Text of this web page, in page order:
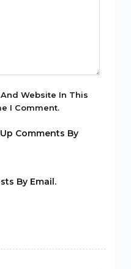
Website In This
I Comment.
Comments By
By Email.